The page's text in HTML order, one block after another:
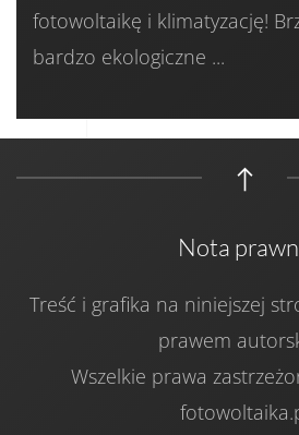
fotowoltaikę i klimatyzację!
bardzo ekologiczne ...
Nota
Treść i grafika na niniejszej
prawem
Wszelkie prawa